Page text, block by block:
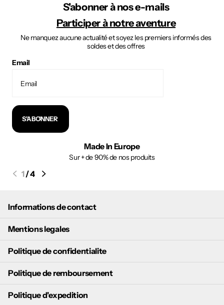
S'abonner à nos e-mails
Participer à notre aventure
Ne manquez aucune actualité et soyez les premiers informés des
soldes et des offres
Email
S'ABONNER
Made In Europe
Sur + de 90% de nos produits
1/4
Informations de contact
Mentions legales
Politique de confidentialite
Politique de remboursement
Politique d'expedition